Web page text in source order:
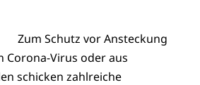
Zum Schutz vor Ansteckung
Corona-Virus oder aus
schicken zahlreiche